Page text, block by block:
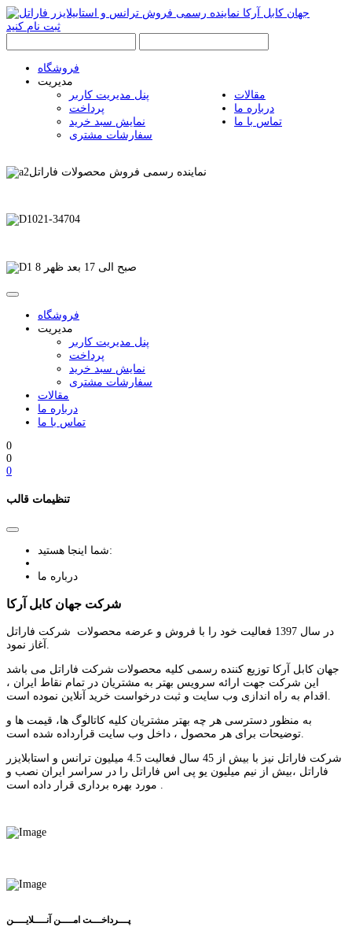
ثبت نام کنید
فروشگاه
مدیریت
پنل مدیریت کاربر
پرداخت
نمایش سبد خرید
سفارشات مشتری
مقالات
درباره ما
تماس با ما
نماینده رسمی فروش محصولات فاراتل
021-34704
8 صبح الی 17 بعد ظهر
فروشگاه
مدیریت
پنل مدیریت کاربر
پرداخت
نمایش سبد خرید
سفارشات مشتری
مقالات
درباره ما
تماس با ما
0
0
0
تنظیمات قالب
شما اینجا هستید:
درباره ما
شرکت جهان کابل آرکا
در سال 1397 فعالیت خود را با فروش و عرضه محصولات شرکت فاراتل
جهان کابل آرکا توزیع کننده رسمی کلیه محصولات شرکت فاراتل می باشد
این شرکت جهت ارائه سرویس بهتر به مشتریان در تمام نقاط ایران ،
به منظور دسترسی هر چه بهتر مشتریان کلیه کاتالوگ ها، قیمت ها و
شرکت فاراتل نیز با بیش از 45 سال فعالیت 4.5 میلیون ترانس و استابلایزر
فاراتل ،بیش از نیم میلیون یو پی اس فاراتل را در سراسر ایران نصب و
پـــرداخـــت امــــن آنــــلایــــن